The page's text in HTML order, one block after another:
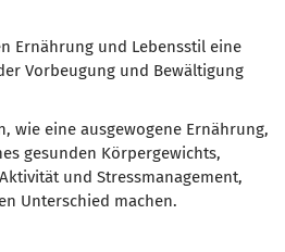
Ernährung und Lebensstil eine
Vorbeugung und Bewältigung
wie eine ausgewogene Ernährung,
gesunden Körpergewichts,
und Stressmanagement,
Unterschied machen.